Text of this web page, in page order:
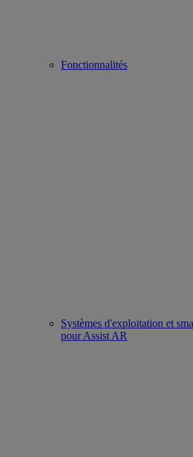
Fonctionnalités
Systèmes d'exploitation et
pour Assist AR